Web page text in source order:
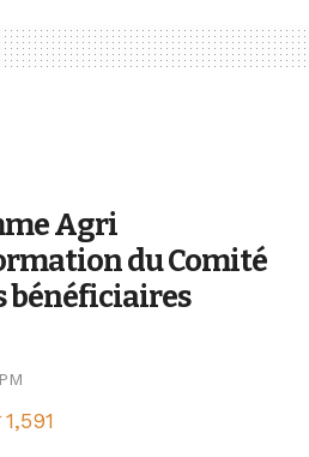
Agri
du Comité
bénéficiaires
1,591